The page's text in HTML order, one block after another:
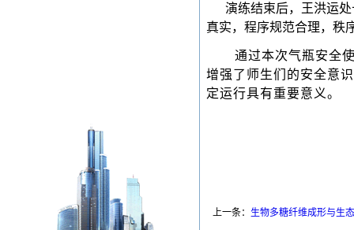
演练结束后，王洪运
真实，程序规范合理，秩
通过本次气瓶安全
增强了师生们的安全意
定运行具有重要意义。
上一条： 生物多糖纤维成形与生